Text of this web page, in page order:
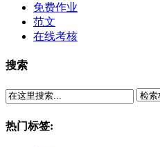
免费作业
范文
在线考核
搜索
热门标签: